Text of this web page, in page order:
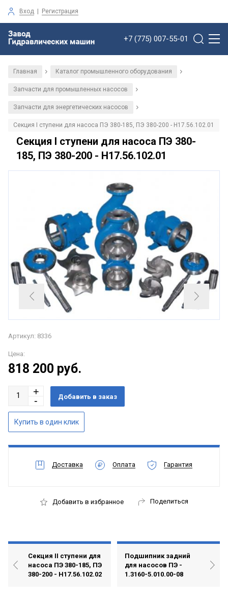
Вход | Регистрация
+7 (775) 007-55-01
Главная / Каталог промышленного оборудования /
Запчасти для промышленных насосов /
Запчасти для энергетических насосов /
Секция I ступени для насоса ПЭ 380-185, ПЭ 380-200 - Н17.56.102.01
Секция I ступени для насоса ПЭ 380-
185, ПЭ 380-200 - Н17.56.102.01
Артикул: 8336
Цена:
818 200 руб.
Доставка Оплата Гарантия
Добавить в избранное Поделиться
Секция II ступени для
насоса ПЭ 380-185, ПЭ
380-200 - Н17.56.102.02
Подшипник задний
для насосов ПЭ -
1.3160-5.010.00-08